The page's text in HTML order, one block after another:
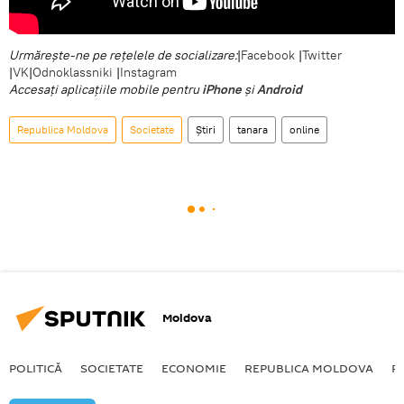
Urmărește-ne pe rețelele de socializare:|Facebook |Twitter
|VK|Odnoklassniki |Instagram
Accesaţi aplicaţiile mobile pentruiPhone șiAndroid
Republica Moldova Societate Știri tanara online
Moldova
POLITICĂ SOCIETATE ECONOMIE REPUBLICA MOLDOVA